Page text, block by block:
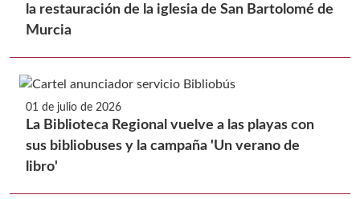
la restauración de la iglesia de San Bartolomé de
Murcia
01 de julio de 2026
La Biblioteca Regional vuelve a las playas con
sus bibliobuses y la campaña 'Un verano de
libro'